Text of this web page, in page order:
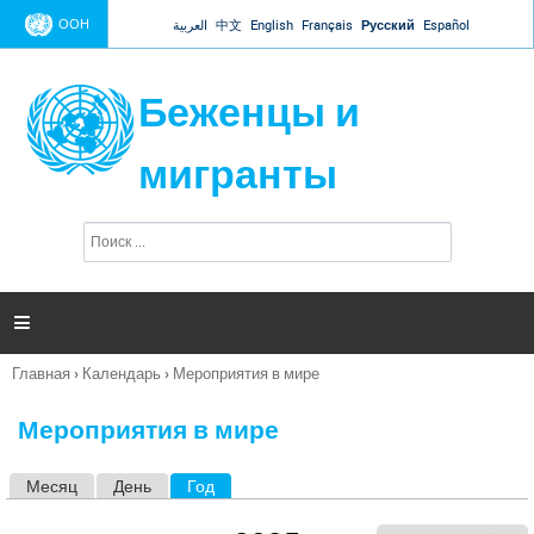
Jump to navigation
ООН العربية 中文 English Français Русский Español
Беженцы и
мигранты
п
и

Вы
Главная › Календарь › Мероприятия в мире
Мероприятия в мире
Месяц День Год